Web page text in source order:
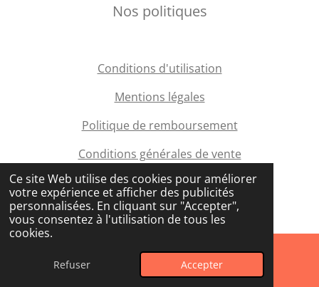
Ce site Web utilise des cookies pour améliorer
votre expérience et afficher des publicités
personnalisées. En cliquant sur "Accepter",
vous consentez à l'utilisation de tous les
cookies.
Refuser Accepter
Nos politiques
Conditions d'utilisation
Mentions légales
Politique de remboursement
Conditions générales de vente
© 2025 PetToon-Studio
E-mail WhatsApp